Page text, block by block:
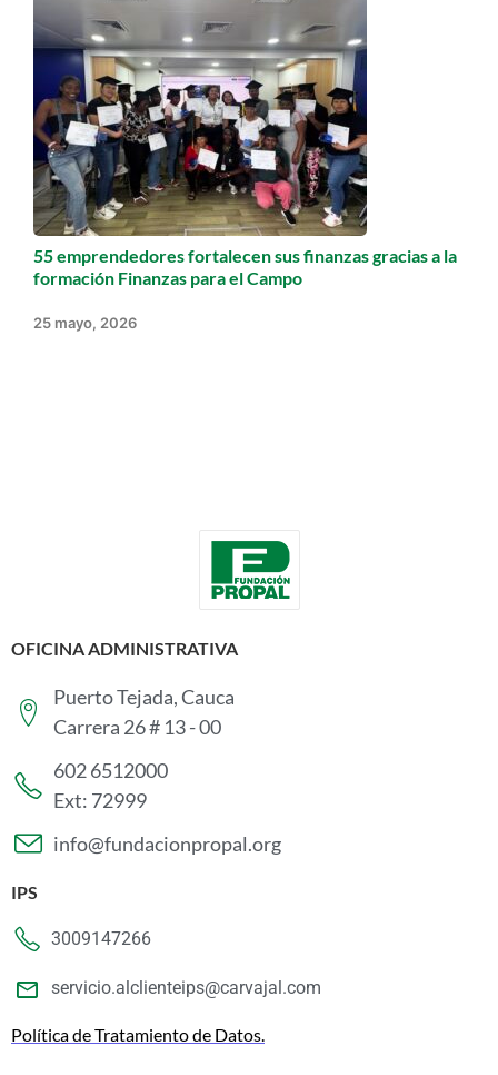
55 emprendedores fortalecen sus finanzas gracias a la
formación Finanzas para el Campo
25 mayo, 2026
OFICINA ADMINISTRATIVA
Puerto Tejada, Cauca
Carrera 26 # 13 - 00
602 6512000
Ext: 72999
info@fundacionpropal.org
IPS
3009147266
servicio.alclienteips@carvajal.com
Política de Tratamiento de Datos.